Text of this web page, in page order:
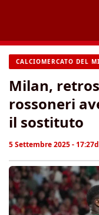
contenuto
CALCIOMERCATO DEL
Milan,
rossoneri
il sostituto
5 Settembre 2025 - 17:27